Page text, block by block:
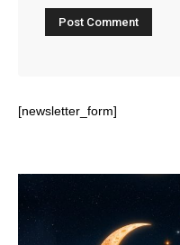
[newsletter_form]